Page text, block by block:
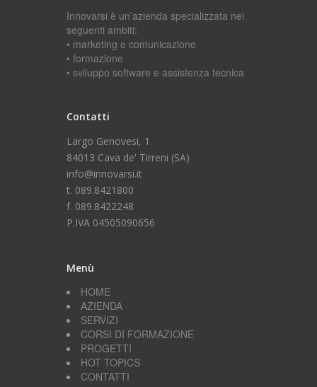
Innovarsi è un’azienda specializzata nei
seguenti ambiti:
• marketing e comunicazione
• formazione
• sviluppo software e assistenza tecnica
Contatti
Largo Genovesi, 1
84013 Cava de' Tirreni (SA)
info@innovarsi.it
t. 089.8421800
f. 089.8422248
P.IVA 04505090656
Menù
HOME
AZIENDA
SERVIZI
CORSI DI FORMAZIONE
PROGETTI
HOT TOPICS
CONTATTI